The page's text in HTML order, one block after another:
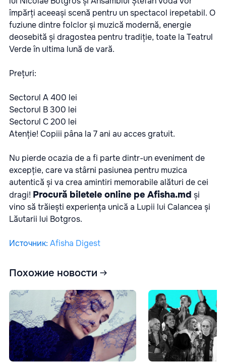
împărți aceeași scenă pentru un spectacol irepetabil. O
fuziune dintre folclor și muzică modernă, energie
deosebită și dragostea pentru tradiție, toate la Teatrul
Verde în ultima lună de vară.
Prețuri:
Sectorul A 400 lei
Sectorul B 300 lei
Sectorul C 200 lei
Atenție! Copiii pâna la 7 ani au acces gratuit.
Nu pierde ocazia de a fi parte dintr-un eveniment de
excepție, care va stârni pasiunea pentru muzica
autentică și va crea amintiri memorabile alături de cei
dragi! Procură biletele online pe Afisha.md și
vino să trăiești experiența unică a Lupii lui Calancea și
Lăutarii lui Botgros.
Источник: Afisha Digest
Похожие новости